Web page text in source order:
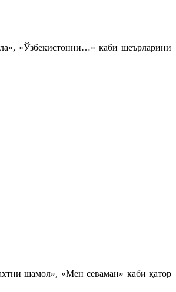
«Ўзбекистонни…» каби шеърларини
шамол», «Мен севаман» каби қатор